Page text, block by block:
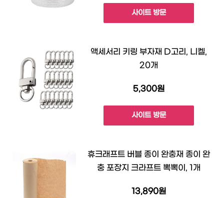
사이트 방문
액세서리 키링 부자재 D고리, 니켈,
20개
5,300원
사이트 방문
휴크래프트 버블 종이 완충재 종이 완
충 포장지 크라프트 뽁뽁이, 1개
13,890원